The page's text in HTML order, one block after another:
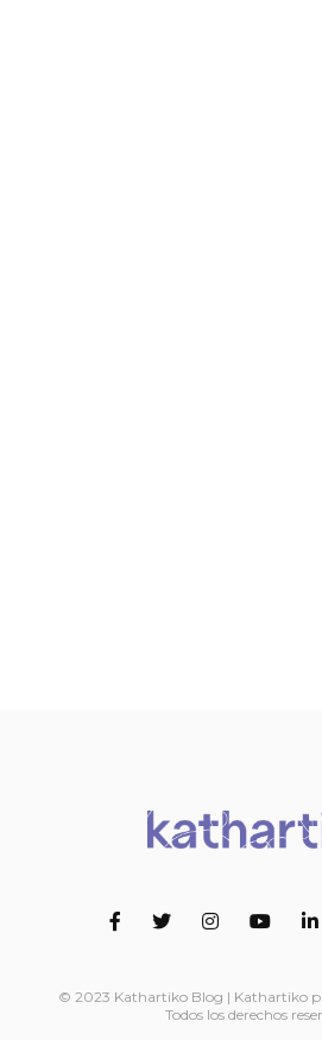
© 2023 Kathartiko Blog | Kathartiko
Todos los derechos